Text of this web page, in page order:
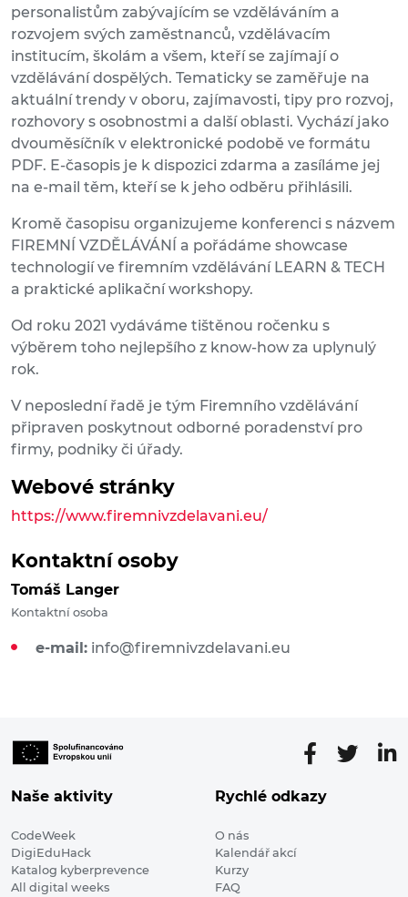
personalistům zabývajícím se vzděláváním a
rozvojem svých zaměstnanců, vzdělávacím
institucím, školám a všem, kteří se zajímají o
vzdělávání dospělých. Tematicky se zaměřuje na
aktuální trendy v oboru, zajímavosti, tipy pro rozvoj,
rozhovory s osobnostmi a další oblasti. Vychází jako
dvouměsíčník v elektronické podobě ve formátu
PDF. E-časopis je k dispozici zdarma a zasíláme jej
na e-mail těm, kteří se k jeho odběru přihlásili.
Kromě časopisu organizujeme konferenci s názvem
FIREMNÍ VZDĚLÁVÁNÍ a pořádáme showcase
technologií ve firemním vzdělávání LEARN & TECH
a praktické aplikační workshopy.
Od roku 2021 vydáváme tištěnou ročenku s
výběrem toho nejlepšího z know-how za uplynulý
rok.
V neposlední řadě je tým Firemního vzdělávání
připraven poskytnout odborné poradenství pro
firmy, podniky či úřady.
Webové stránky
https://www.firemnivzdelavani.eu/
Kontaktní osoby
Tomáš Langer
Kontaktní osoba
e-mail: info@firemnivzdelavani.eu
Naše aktivity
CodeWeek
DigiEduHack
Katalog kyberprevence
All digital weeks
Rychlé odkazy
O nás
Kalendář akcí
Kurzy
FAQ